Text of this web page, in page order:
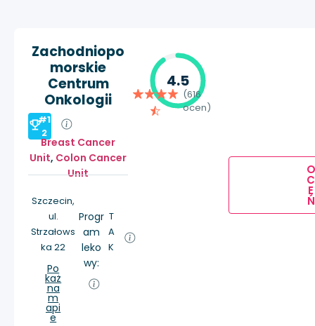
Zachodniopo
morskie
Centrum
Onkologii
#1
2
Breast Cancer
Unit, Colon Cancer
Unit
Szczecin,
ul.
Strzałows
ka 22
Po
każ
na
m
api
e
Progr
am
leko
wy:
T
A
K
4.5
(616
ocen)
O
C
E
Ń